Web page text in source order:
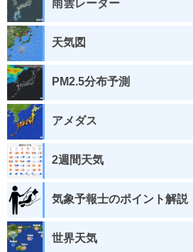
雨雲レーダー
天気図
PM2.5分布予測
アメダス
2週間天気
気象予報士のポイント解説
世界天気